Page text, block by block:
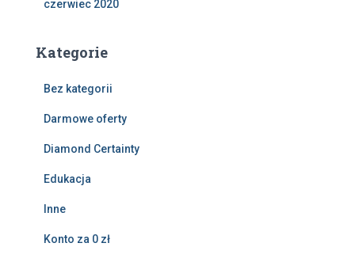
czerwiec 2020
Kategorie
Bez kategorii
Darmowe oferty
Diamond Certainty
Edukacja
Inne
Konto za 0 zł